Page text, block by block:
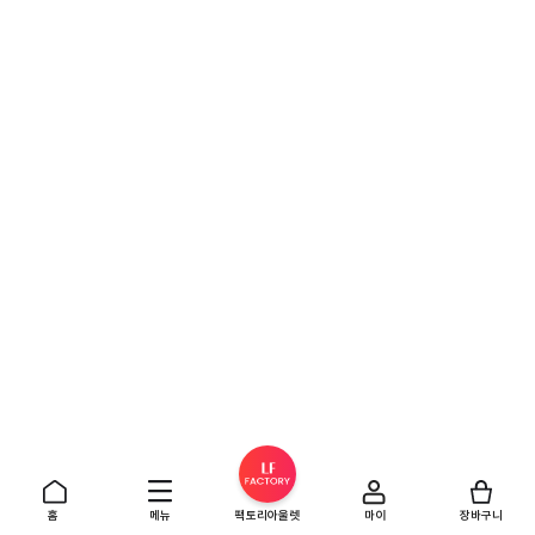
홈 메뉴 팩토리아울렛 마이 장바구니